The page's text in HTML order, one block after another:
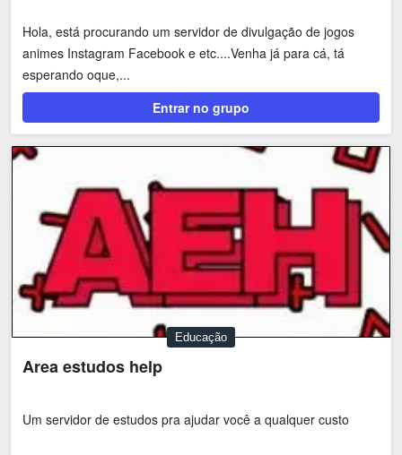
Hola, está procurando um servidor de divulgação de jogos
animes Instagram Facebook e etc....Venha já para cá, tá
esperando oque,...
Entrar no grupo
Educação
Area estudos help
Um servidor de estudos pra ajudar você a qualquer custo